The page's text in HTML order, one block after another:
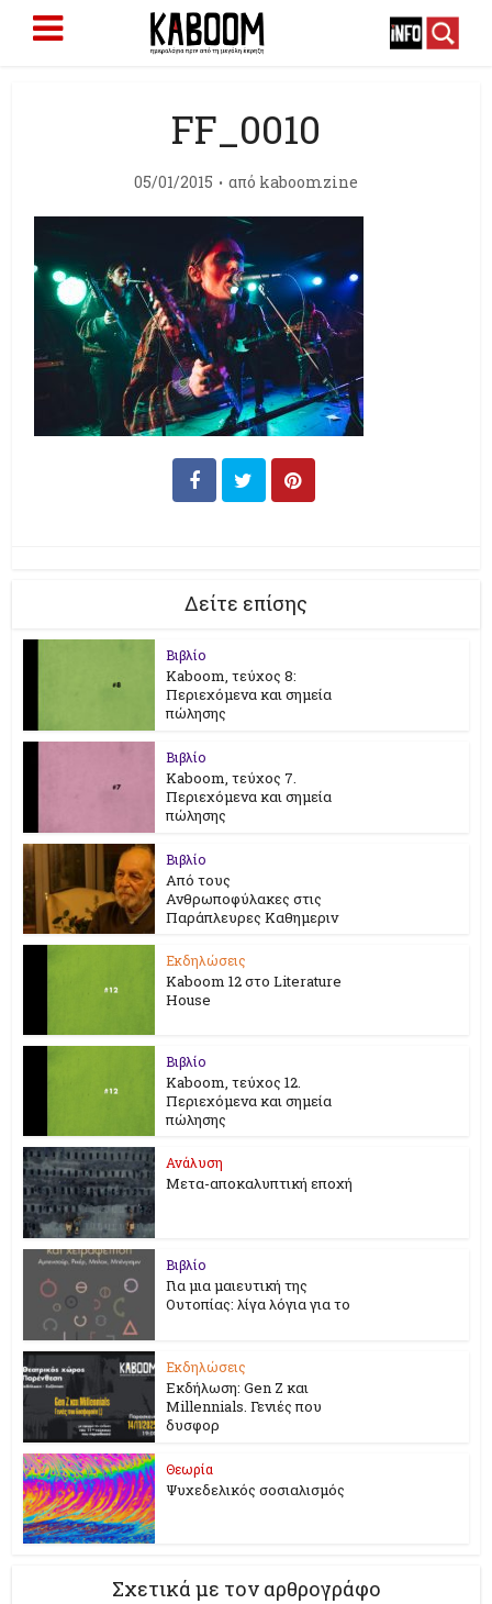
FF_0010
05/01/2015 από kaboomzine
Δείτε επίσης
Βιβλίο
Kaboom, τεύχος 8:
Περιεχόμενα και σημεία
πώλησης
Βιβλίο
Kaboom, τεύχος 7.
Περιεχόμενα και σημεία
πώλησης
Βιβλίο
Από τους
Ανθρωποφύλακες στις
Παράπλευρες Καθημεριν
Εκδηλώσεις
Kaboom 12 στο Literature
House
Βιβλίο
Kaboom, τεύχος 12.
Περιεχόμενα και σημεία
πώλησης
Ανάλυση
Μετα-αποκαλυπτική εποχή
Βιβλίο
Για μια μαιευτική της
Ουτοπίας: λίγα λόγια για το
Εκδηλώσεις
Εκδήλωση: Gen Z και
Millennials. Γενιές που
δυσφορ
Θεωρία
Ψυχεδελικός σοσιαλισμός
Σχετικά με τον αρθρογράφο